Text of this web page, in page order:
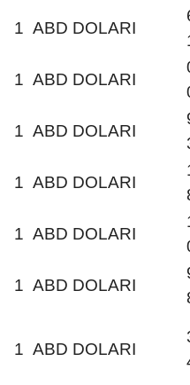
1 ABD DOLARI
1 ABD DOLARI
1 ABD DOLARI
1 ABD DOLARI
1 ABD DOLARI
1 ABD DOLARI
1 ABD DOLARI